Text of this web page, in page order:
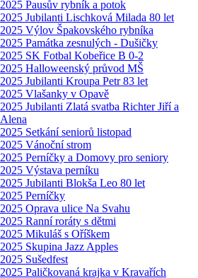
2025 Pausův rybník a potok
2025 Jubilanti Lischková Milada 80 let
2025 Výlov Špakovského rybníka
2025 Památka zesnulých - Dušičky
2025 SK Fotbal Kobeřice B 0-2
2025 Halloweenský průvod MŠ
2025 Jubilanti Kroupa Petr 83 let
2025 Vlašanky v Opavě
2025 Jubilanti Zlatá svatba Richter Jiří a
Alena
2025 Setkání seniorů listopad
2025 Vánoční strom
2025 Perníčky a Domovy pro seniory
2025 Výstava perníku
2025 Jubilanti Blokša Leo 80 let
2025 Perníčky
2025 Oprava ulice Na Svahu
2025 Ranní roráty s dětmi
2025 Mikuláš s Oříškem
2025 Skupina Jazz Apples
2025 Sušedfest
2025 Paličkovaná krajka v Kravařích